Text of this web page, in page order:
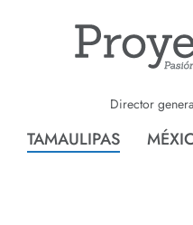
Director
TAMAULIPAS